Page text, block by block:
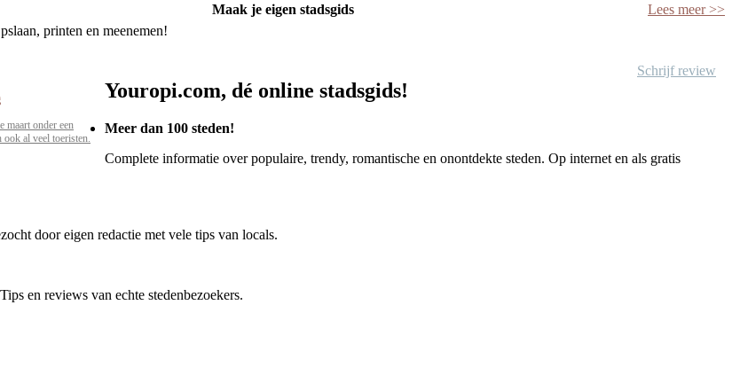
Maak je eigen stadsgids
printen en meenemen!
Lees meer >>
Schrijf review
maart onder een
ook al veel toeristen.
Youropi.com, dé online stadsgids!
Meer dan 100 steden!
Complete informatie over populaire, trendy, romantische en onontdekte steden. Op internet en als gratis
door eigen redactie met vele tips van locals.
en reviews van echte stedenbezoekers.